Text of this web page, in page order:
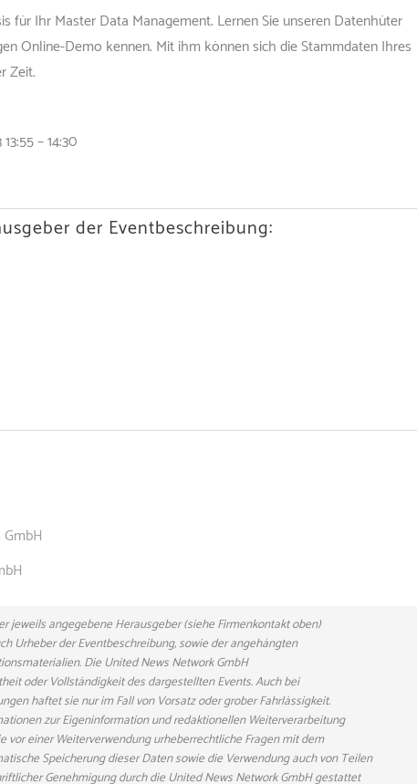
für Ihr Master Data Management. Lernen Sie unseren Datenhüter
Online-Demo kennen. Mit ihm können sich die Stammdaten Ihres
Zeit.
– 14:30
der Eventbeschreibung:
jeweils angegebene Herausgeber (siehe Firmenkontakt oben)
Urheber der Eventbeschreibung, sowie der angehängten
Die United News Network GmbH
oder Vollständigkeit des dargestellten Events. Auch bei
haftet sie nur im Fall von Vorsatz oder grober Fahrlässigkeit.
zur Eigeninformation und redaktionellen Weiterverarbeitung
vor einer Weiterverwendung urheberrechtliche Fragen mit dem
Speicherung dieser Daten sowie die Verwendung auch von Teilen
Genehmigung durch die United News Network GmbH gestattet